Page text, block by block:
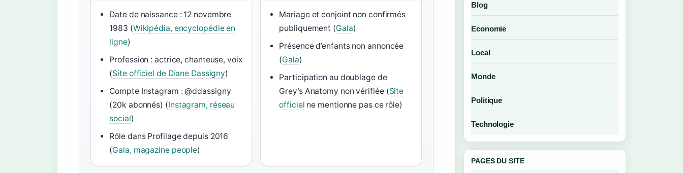
Date de naissance : 12 novembre
1983 (Wikipédia, encyclopédie en
ligne)
Profession : actrice, chanteuse, voix
(Site officiel de Diane Dassigny)
Compte Instagram : @ddassigny
(20k abonnés) (Instagram, réseau
social)
Rôle dans Profilage depuis 2016
(Gala, magazine people)
Mariage et conjoint non confirmés
publiquement (Gala)
Présence d’enfants non annoncée
(Gala)
Participation au doublage de
Grey’s Anatomy non vérifiée (Site
officiel ne mentionne pas ce rôle)
Blog
Economie
Local
Monde
Politique
Technologie
PAGES DU SITE